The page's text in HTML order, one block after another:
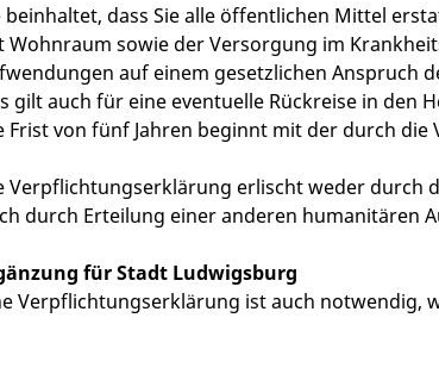
beinhaltet, dass Sie alle öffentlichen Mittel
Wohnraum sowie der Versorgung im
auf einem gesetzlichen Anspruch
gilt auch für eine eventuelle Rückreise in den
Frist von fünf Jahren beginnt mit der durch
Verpflichtungserklärung erlischt weder durch
durch Erteilung einer anderen humanitären
für Stadt Ludwigsburg
Verpflichtungserklärung ist auch notwendig,